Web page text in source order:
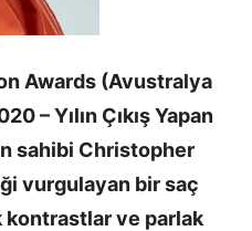
Awards (Avustralya
– Yılın Çıkış Yapan
sahibi Christopher
vurgulayan bir saç
ve parlak